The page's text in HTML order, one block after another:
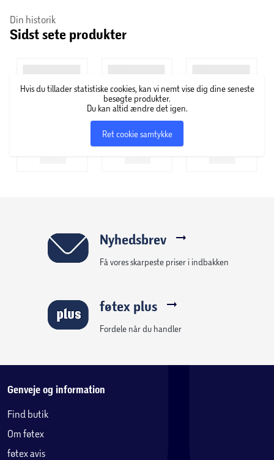
Din historik
Sidst sete produkter
Hvis du tillader statistiske cookies, kan vi nemt vise dig dine seneste
besøgte produkter.
Du kan altid ændre det igen.
Ret cookie samtykke
Nyhedsbrev
Få vores skarpeste priser i indbakken
føtex plus
Fordele når du handler
Genveje og information
Find butik
Om føtex
føtex avis